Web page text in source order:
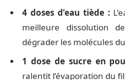
4 doses d’eau tiède :
meilleure dissolution
dégrader les molécules
1 dose de sucre en
ralentit l’évaporation du